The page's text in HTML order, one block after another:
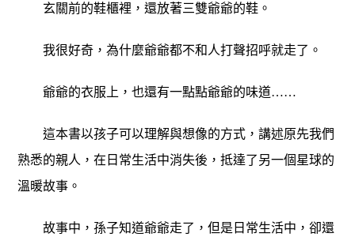
玄關前的鞋櫃裡，還放著三雙爺爺的鞋。
我很好奇，為什麼爺爺都不和人打聲招呼就走了。
爺爺的衣服上，也還有一點點爺爺的味道……
這本書以孩子可以理解與想像的方式，講述原先我們
熟悉的親人，在日常生活中消失後，抵達了另一個星球的
溫暖故事。
故事中，孫子知道爺爺走了，但是日常生活中，卻還